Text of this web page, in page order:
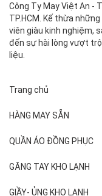
Công Ty May Việt An -
TP.HCM. Kế thừa
viên giàu kinh nghiệm,
đến sự hài lòng vượt
liệu.
Trang chủ
HÀNG MAY SẴN
QUẦN ÁO ĐỒNG PHỤC
GĂNG TAY KHO LẠNH
GIẦY- ỦNG KHO LẠNH